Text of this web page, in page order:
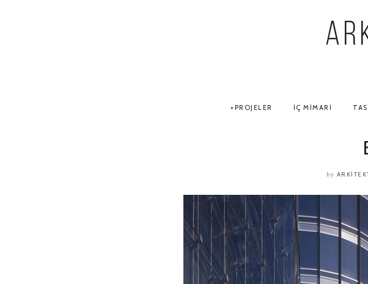
PROJELER İÇ MIMARI
by